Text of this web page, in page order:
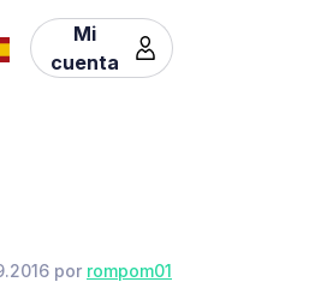
Mi
cuenta
por rompom01